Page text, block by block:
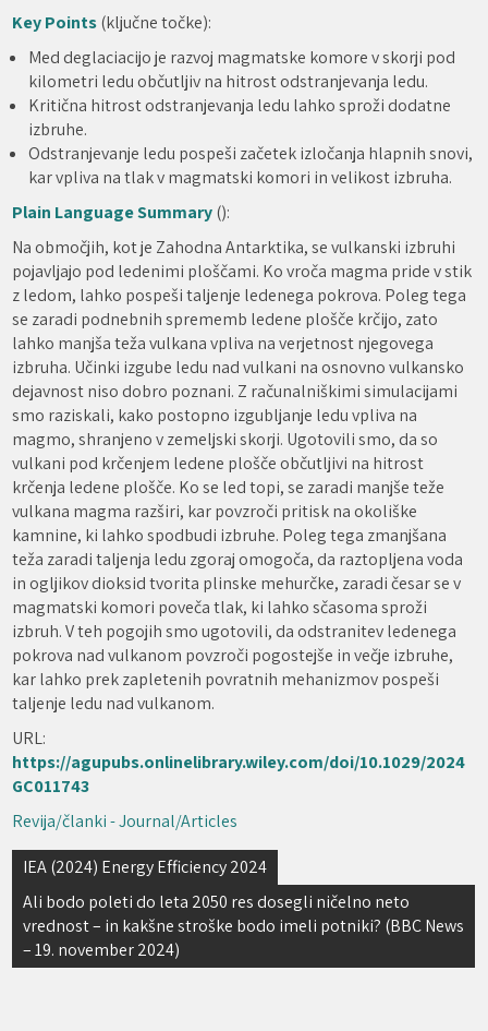
Key Points(ključne točke):
Med deglaciacijo je razvoj magmatske komore v skorji pod
kilometri ledu občutljiv na hitrost odstranjevanja ledu.
Kritična hitrost odstranjevanja ledu lahko sproži dodatne
izbruhe.
Odstranjevanje ledu pospeši začetek izločanja hlapnih snovi,
kar vpliva na tlak v magmatski komori in velikost izbruha.
Plain Language Summary():
Na območjih, kot je Zahodna Antarktika, se vulkanski izbruhi
pojavljajo pod ledenimi ploščami. Ko vroča magma pride v stik
z ledom, lahko pospeši taljenje ledenega pokrova. Poleg tega
se zaradi podnebnih sprememb ledene plošče krčijo, zato
lahko manjša teža vulkana vpliva na verjetnost njegovega
izbruha. Učinki izgube ledu nad vulkani na osnovno vulkansko
dejavnost niso dobro poznani. Z računalniškimi simulacijami
smo raziskali, kako postopno izgubljanje ledu vpliva na
magmo, shranjeno v zemeljski skorji. Ugotovili smo, da so
vulkani pod krčenjem ledene plošče občutljivi na hitrost
krčenja ledene plošče. Ko se led topi, se zaradi manjše teže
vulkana magma razširi, kar povzroči pritisk na okoliške
kamnine, ki lahko spodbudi izbruhe. Poleg tega zmanjšana
teža zaradi taljenja ledu zgoraj omogoča, da raztopljena voda
in ogljikov dioksid tvorita plinske mehurčke, zaradi česar se v
magmatski komori poveča tlak, ki lahko sčasoma sproži
izbruh. V teh pogojih smo ugotovili, da odstranitev ledenega
pokrova nad vulkanom povzroči pogostejše in večje izbruhe,
kar lahko prek zapletenih povratnih mehanizmov pospeši
taljenje ledu nad vulkanom.
URL:
https://agupubs.onlinelibrary.wiley.com/doi/10.1029/2024
GC011743
Revija/članki - Journal/Articles
Navigacija
prispevka
IEA (2024) Energy Efficiency 2024
Ali bodo poleti do leta 2050 res dosegli ničelno neto
vrednost – in kakšne stroške bodo imeli potniki? (BBC News
– 19. november 2024)